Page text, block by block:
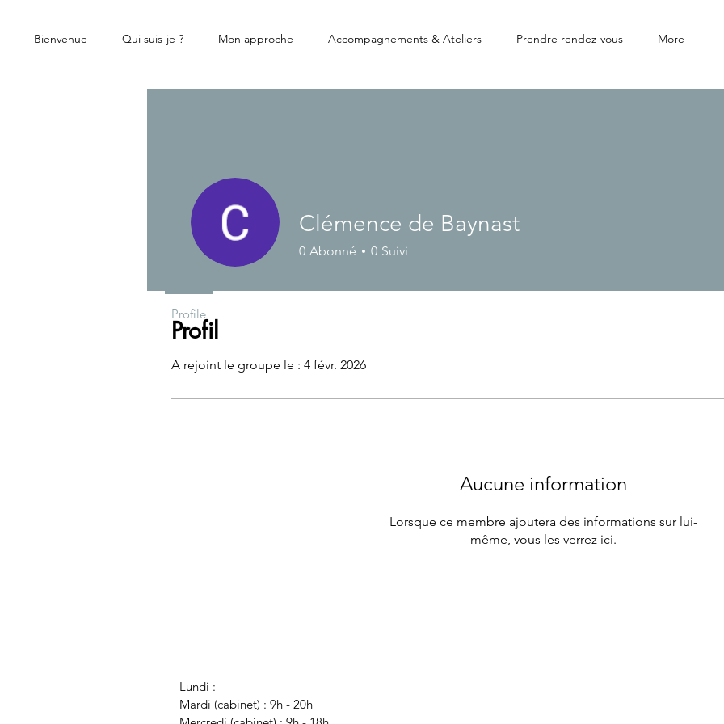
Bienvenue Qui suis-je ? Mon approche Accompagnements & Ateliers Prendre rendez-vous More
Profil
A rejoint le groupe le : 4 févr. 2026
Aucune information
Lorsque ce membre ajoutera des informations sur lui-
même, vous les verrez ici.
Clémence de Baynast
0 Abonné 0 Suivi
Profile
Lundi : --
Mardi (cabinet) : 9h - 20h